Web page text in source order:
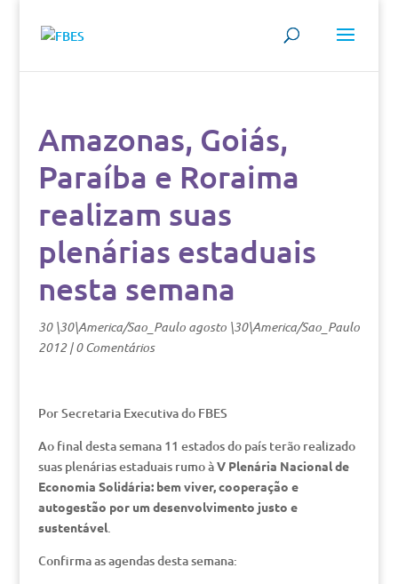
Amazonas, Goiás,
Paraíba e Roraima
realizam suas
plenárias estaduais
nesta semana
30 \30\America/Sao_Paulo agosto \30\America/Sao_Paulo
2012|0 Comentários
Por Secretaria Executiva do FBES
Ao final desta semana 11 estados do país terão realizado
suas plenárias estaduais rumo àV Plenária Nacional de
Economia Solidária: bem viver, cooperação e
autogestão por um desenvolvimento justo e
sustentável.
Confirma as agendas desta semana: